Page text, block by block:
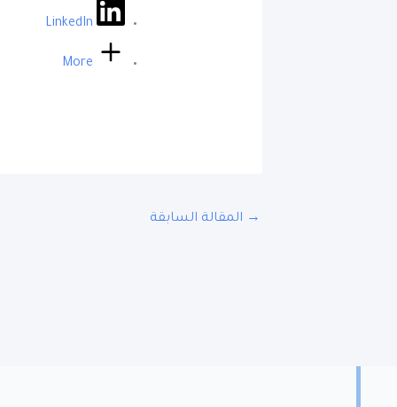
LinkedIn
More
→ المقالة السابقة